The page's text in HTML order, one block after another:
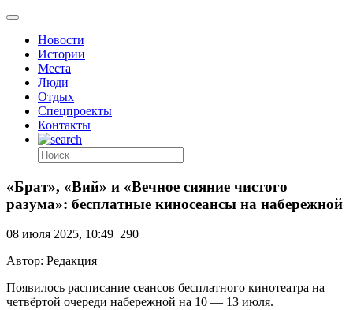
Новости
Истории
Места
Люди
Отдых
Спецпроекты
Контакты
«Брат», «Вий» и «Вечное сияние чистого
разума»: бесплатные киносеансы на набережной
08 июля 2025, 10:49 290
Автор: Редакция
Появилось расписание сеансов бесплатного кинотеатра на
четвёртой очереди набережной на 10 — 13 июля.